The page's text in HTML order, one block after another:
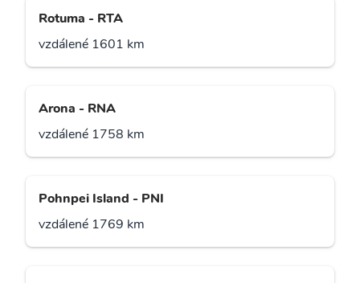
Rotuma - RTA
vzdálené 1601 km
Arona - RNA
vzdálené 1758 km
Pohnpei Island - PNI
vzdálené 1769 km